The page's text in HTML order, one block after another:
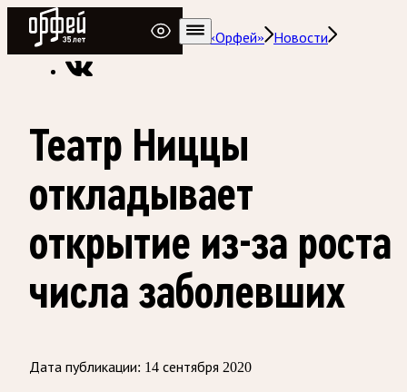
Радио Орфей
Радио классической музыки «Орфей»
Новости
Театр Ниццы
откладывает
открытие из-за роста
числа заболевших
Дата публикации: 14 сентября 2020